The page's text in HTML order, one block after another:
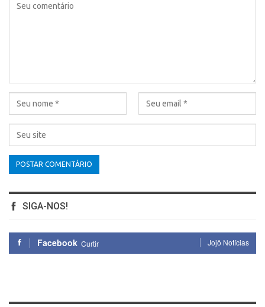
SIGA-NOS!
Facebook Curtir Jojô Notícias